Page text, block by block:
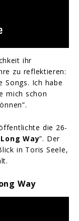
ihr
zu reflektieren:
Songs. Ich habe
mich schon
die 26-
Way”. Der
in Toris Seele,
Way